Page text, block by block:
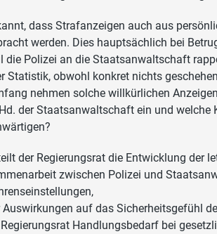
dass Strafanzeigen auch aus
werden. Dies hauptsächlich bei
die Polizei an die Staatsanwaltschaft
Statistik, obwohl konkret nichts
nehmen solche willkürlichen
der Staatsanwaltschaft ein und welche
der Regierungsrat die Entwicklung der
zwischen Polizei und
auf das Sicherheitsgefühl
Handlungsbedarf bei